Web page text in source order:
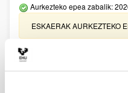
Aurkezteko epea zabalik:
ESKAERAK AURKEZTEKO
UPV/EHUn Azpiegitura